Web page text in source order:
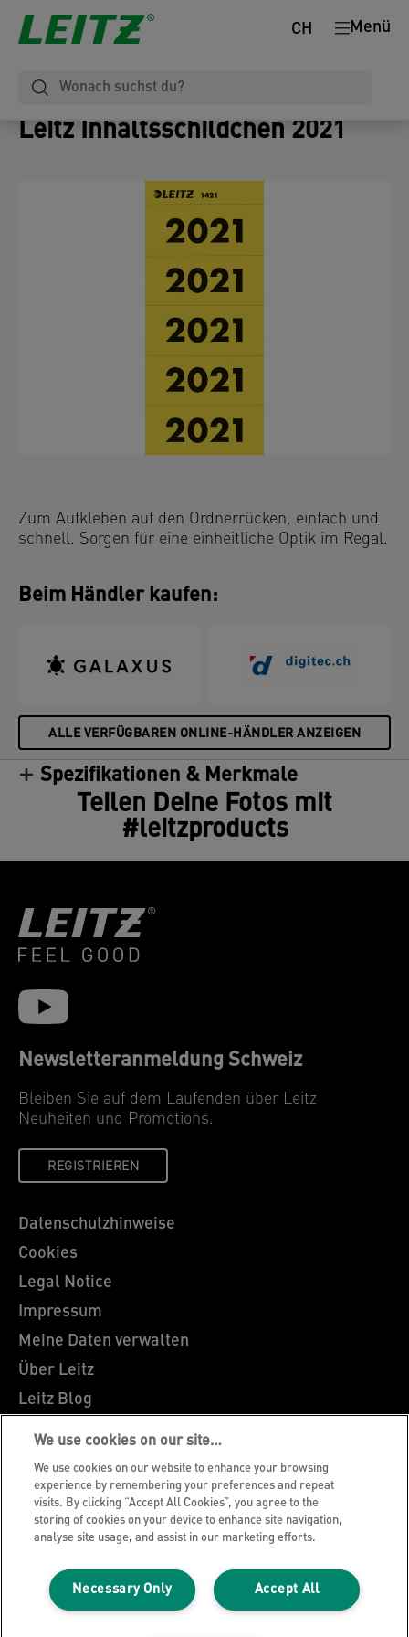
Menü
CH
Leitz Inhaltsschildchen 2021
Zum Aufkleben auf den Ordnerrücken, einfach und
schnell. Sorgen für eine einheitliche Optik im Regal.
Beim Händler kaufen:
ALLE VERFÜGBAREN ONLINE-HÄNDLER ANZEIGEN
Spezifikationen & Merkmale
Teilen Deine Fotos mit
#leitzproducts
Newsletteranmeldung Schweiz
Bleiben Sie auf dem Laufenden über Leitz
Neuheiten und Promotions.
REGISTRIEREN
Datenschutzhinweise
Cookies
Legal Notice
Impressum
Meine Daten verwalten
Über Leitz
Leitz Blog
Karriere
Leitz EasyPrint
Kundenservice
Hinweise zum Verpackungsrecycling
Garantiebedingungen
Konformitätserklärungen
Sitemap
We use cookies on our site…
We use cookies on our website to enhance your browsing
experience by remembering your preferences and repeat
visits. By clicking “Accept All Cookies”, you agree to the
storing of cookies on your device to enhance site navigation,
analyse site usage, and assist in our marketing efforts.
Accept All
Necessary Only